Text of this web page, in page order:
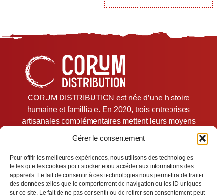
Gérer le consentement
Pour offrir les meilleures expériences, nous utilisons des technologies
telles que les cookies pour stocker et/ou accéder aux informations des
appareils. Le fait de consentir à ces technologies nous permettra de traiter
des données telles que le comportement de navigation ou les ID uniques
sur ce site. Le fait de ne pas consentir ou de retirer son consentement peut
CORUM DISTRIBUTION est née d’une histoire
humaine et familliale. En 2020, trois entreprises
artisanales complémentaires mettent leurs moyens
Mentions légales